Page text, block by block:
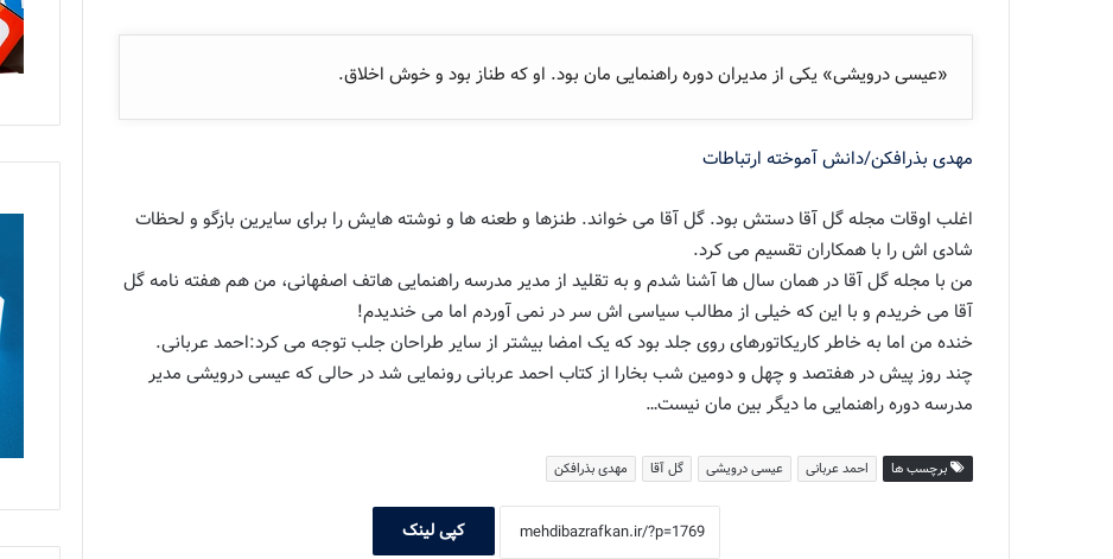
«عیسی درویشی» یکی از مدیران دوره راهنمایی مان بود. او که طناز بود و خوش اخلاق.
مهدی بذرافکن/دانش آموخته ارتباطات
اغلب اوقات مجله گل آقا دستش بود. گل آقا می خواند. طنزها و طعنه ها و نوشته هایش را برای سایرین بازگو و لحظات
شادی اش را با همکاران تقسیم می کرد.
من با مجله گل آقا در همان سال ها آشنا شدم و به تقلید از مدیر مدرسه راهنمایی هاتف اصفهانی، من هم هفته نامه گل
آقا می خریدم و با این که خیلی از مطالب سیاسی اش سر در نمی آوردم اما می خندیدم!
خنده من اما به خاطر کاریکاتورهای روی جلد بود که یک امضا بیشتر از سایر طراحان جلب توجه می کرد:احمد عربانی.
چند روز پیش در هفتصد و چهل و دومین شب بخارا از کتاب احمد عربانی رونمایی شد در حالی که عیسی درویشی مدیر
مدرسه دوره راهنمایی ما دیگر بین مان نیست…
برچسب ها احمد عربانی عیسی درویشی گل آقا مهدی بذرافکن
کپی لینک